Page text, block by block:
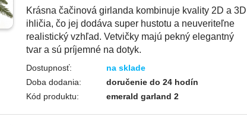
Krásna čačinová girlanda kombinuje kvality 2D a 3D
ihličia, čo jej dodáva super hustotu a neuveriteľne
realistický vzhľad. Vetvičky majú pekný elegantný
tvar a sú príjemné na dotyk.
Dostupnosť:
na sklade
Doba dodania:
doručenie do 24 hodín
Kód produktu:
emerald garland 2